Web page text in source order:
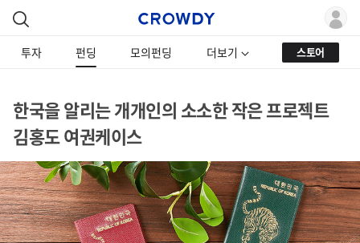
투자 펀딩 모의펀딩 더보기 스토어
한국을 알리는 개개인의 소소한 작은 프로젝트
김홍도 여권케이스